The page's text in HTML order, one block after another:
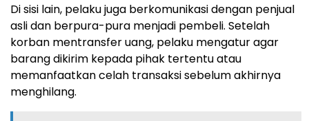
Di sisi lain, pelaku juga berkomunikasi dengan penjual
asli dan berpura-pura menjadi pembeli. Setelah
korban mentransfer uang, pelaku mengatur agar
barang dikirim kepada pihak tertentu atau
memanfaatkan celah transaksi sebelum akhirnya
menghilang.